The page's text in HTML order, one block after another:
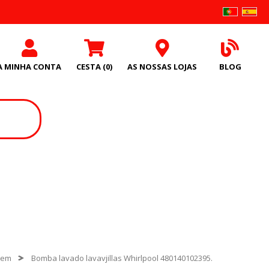
MINHA CONTA CESTA (0) AS NOSSAS LOJAS BLOG
Bomba lavado lavavjillas Whirlpool 480140102395.